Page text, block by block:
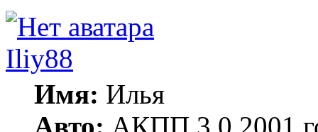
Iliy88
Имя: Илья